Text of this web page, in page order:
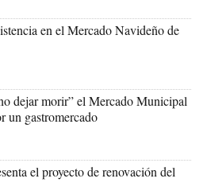
en el Mercado Navideño de
dejar morir” el Mercado Municipal
un gastromercado
el proyecto de renovación del